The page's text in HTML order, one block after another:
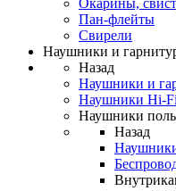
Окарины,
Пан-флейты
Свирели
Наушники и
Назад
Наушники и
Наушники Hi-Fi
Наушники
Назад
Наушники